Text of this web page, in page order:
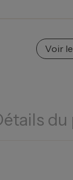
Voir